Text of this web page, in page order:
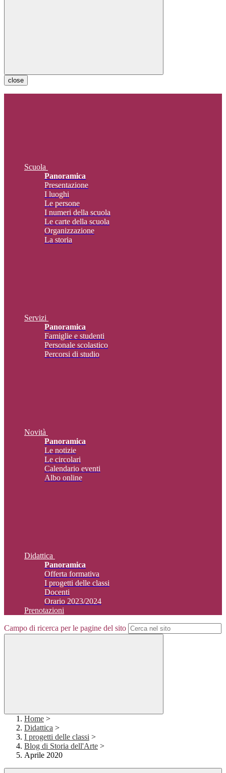
close
Scuola
Panoramica
Presentazione
I luoghi
Le persone
I numeri della scuola
Le carte della scuola
Organizzazione
La storia
Servizi
Panoramica
Famiglie e studenti
Personale scolastico
Percorsi di studio
Novità
Panoramica
Le notizie
Le circolari
Calendario eventi
Albo online
Didattica
Panoramica
Offerta formativa
I progetti delle classi
Docenti
Orario 2023/2024
Prenotazioni
Campo di ricerca per le pagine del sito
Home >
Didattica >
I progetti delle classi >
Blog di Storia dell'Arte >
Aprile 2020